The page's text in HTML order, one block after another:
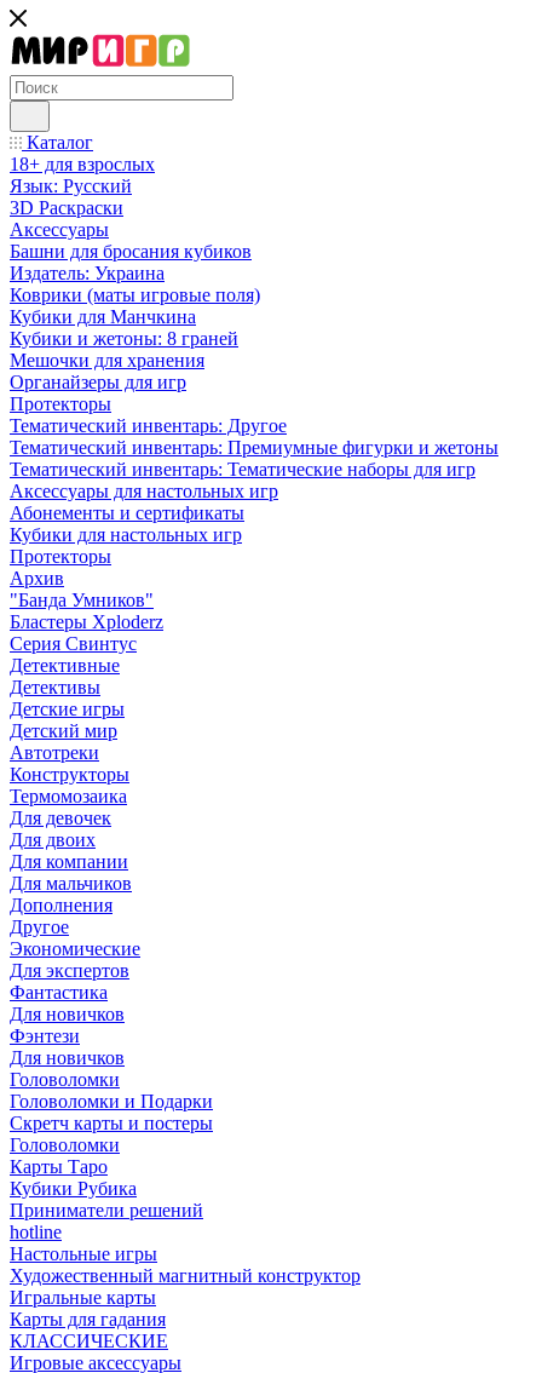
Каталог
18+ для взрослых
Язык: Русский
3D Раскраски
Аксессуары
Башни для бросания кубиков
Издатель: Украина
Коврики (маты игровые поля)
Кубики для Манчкина
Кубики и жетоны: 8 граней
Мешочки для хранения
Органайзеры для игр
Протекторы
Тематический инвентарь: Другое
Тематический инвентарь: Премиумные фигурки и жетоны
Тематический инвентарь: Тематические наборы для игр
Аксессуары для настольных игр
Абонементы и сертификаты
Кубики для настольных игр
Протекторы
Архив
"Банда Умников"
Бластеры Xploderz
Cерия Свинтус
Детективные
Детективы
Детские игры
Детский мир
Автотреки
Конструкторы
Термомозаика
Для девочек
Для двоих
Для компании
Для мальчиков
Дополнения
Другое
Экономические
Для экспертов
Фантастика
Для новичков
Фэнтези
Для новичков
Головоломки
Головоломки и Подарки
Cкретч карты и постеры
Головоломки
Карты Таро
Кубики Рубика
Приниматели решений
hotline
Настольные игры
Художественный магнитный конструктор
Игральные карты
Карты для гадания
КЛАССИЧЕСКИЕ
Игровые аксессуары